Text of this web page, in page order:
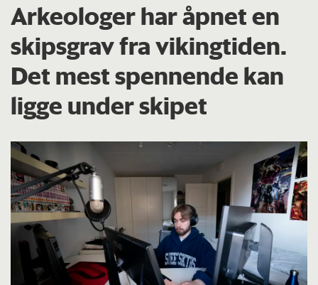
Arkeologer har åpnet en
skipsgrav fra vikingtiden.
Det mest spennende kan
ligge under skipet